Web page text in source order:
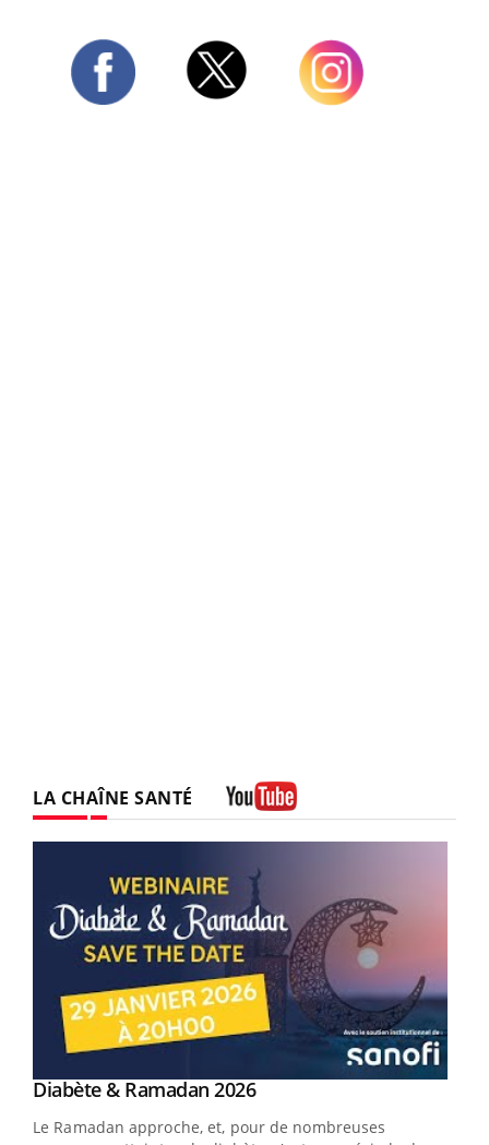
LA CHAÎNE SANTÉ
Youtube
Diabète & Ramadan 2026Youtube
Le Ramadan approche, et, pour de nombreuses